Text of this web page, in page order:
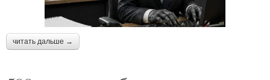
читать дальше →